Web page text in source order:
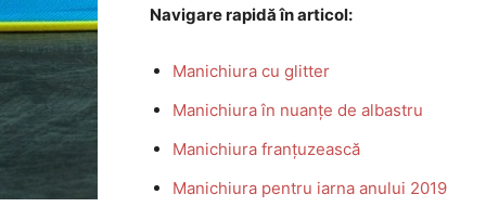
Navigare rapidă în articol:
Manichiura cu glitter
Manichiura în nuanțe de albastru
Manichiura franțuzească
Manichiura pentru iarna anului 2019